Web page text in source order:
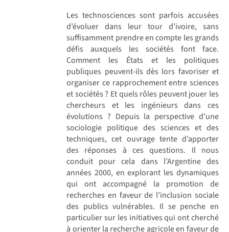
Les technosciences sont parfois accusées
d’évoluer dans leur tour d’ivoire, sans
suffisamment prendre en compte les grands
défis auxquels les sociétés font face.
Comment les États et les politiques
publiques peuvent-ils dès lors favoriser et
organiser ce rapprochement entre sciences
et sociétés ? Et quels rôles peuvent jouer les
chercheurs et les ingénieurs dans ces
évolutions ? Depuis la perspective d’une
sociologie politique des sciences et des
techniques, cet ouvrage tente d’apporter
des réponses à ces questions. Il nous
conduit pour cela dans l’Argentine des
années 2000, en explorant les dynamiques
qui ont accompagné la promotion de
recherches en faveur de l’inclusion sociale
des publics vulnérables. Il se penche en
particulier sur les initiatives qui ont cherché
à orienter la recherche agricole en faveur de